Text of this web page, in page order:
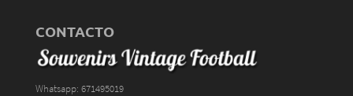
CONTACTO
Whatsapp: 671495019